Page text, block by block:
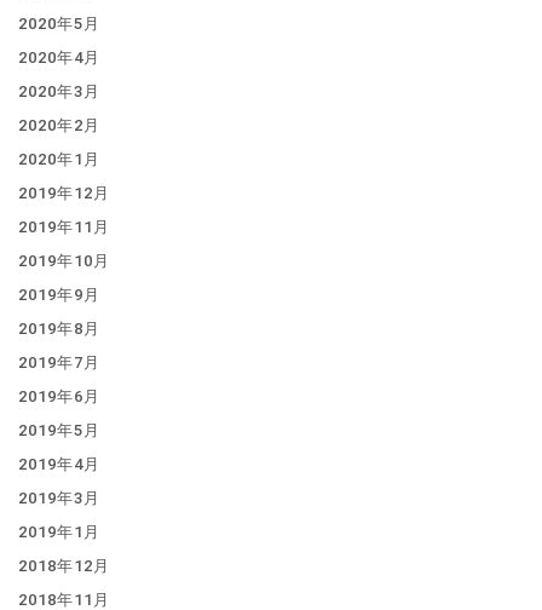
2020年5月
2020年4月
2020年3月
2020年2月
2020年1月
2019年12月
2019年11月
2019年10月
2019年9月
2019年8月
2019年7月
2019年6月
2019年5月
2019年4月
2019年3月
2019年1月
2018年12月
2018年11月